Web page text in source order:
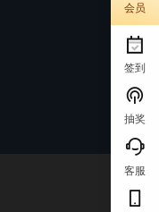
会员
签到
抽奖
客服